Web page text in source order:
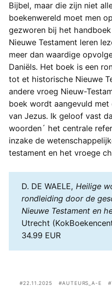
Bijbel, maar die zijn niet
boekenwereld moet men
gezworen bij het handboek
Nieuwe Testament leren
meer dan waardige
Daniëls. Het boek is een
tot et historische Nieuwe
andere vroeg Nieuw-
boek wordt aangevuld
van Jezus. Ik geloof vast
woorden´ het centrale
inzake de
testament en het vroege
D. DE WAELE, Heilige
rondleiding door de
Nieuwe Testament en
Utrecht
34.99 EUR
22.11.2025 AUTEURS_A-E